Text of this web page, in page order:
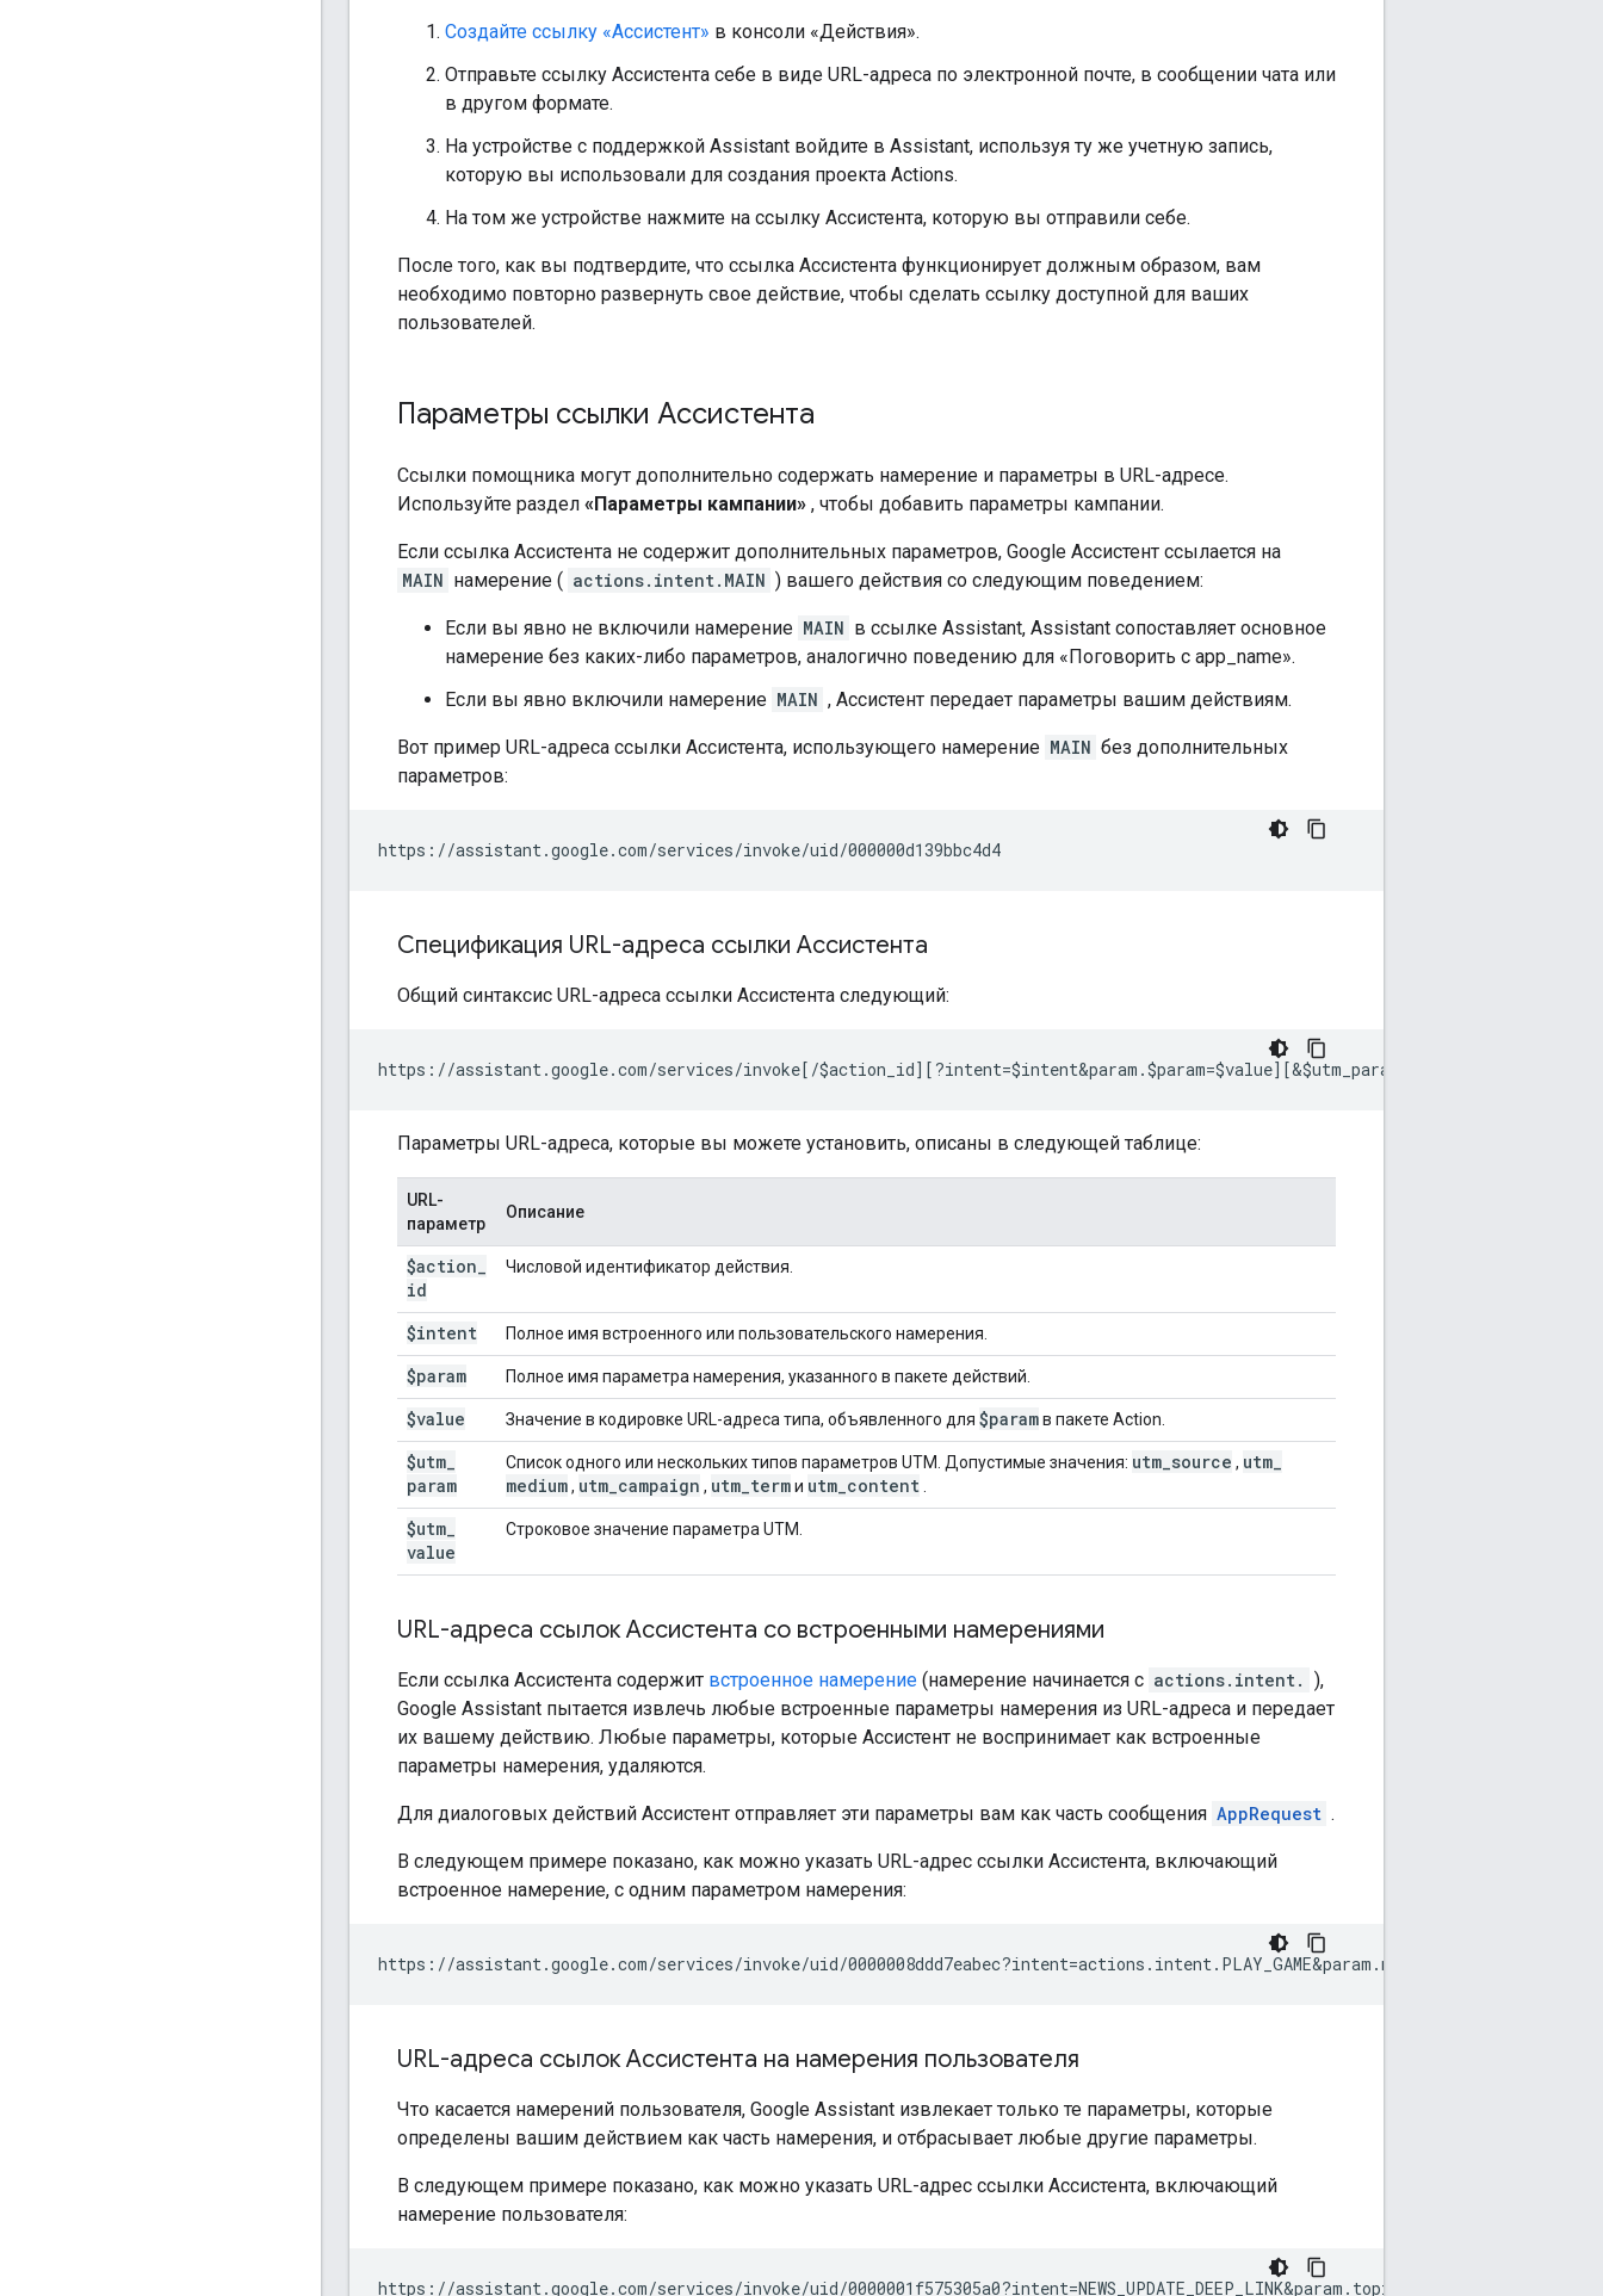
Создайте ссылку «Ассистент» в консоли «Действия».
Отправьте ссылку Ассистента себе в виде URL-адреса по электронной почте, в сообщении чата или
в другом формате.
На устройстве с поддержкой Assistant войдите в Assistant, используя ту же учетную запись,
которую вы использовали для создания проекта Actions.
На том же устройстве нажмите на ссылку Ассистента, которую вы отправили себе.
После того, как вы подтвердите, что ссылка Ассистента функционирует должным образом, вам
необходимо повторно развернуть свое действие, чтобы сделать ссылку доступной для ваших
пользователей.
Параметры ссылки Ассистента
Ссылки помощника могут дополнительно содержать намерение и параметры в URL-адресе.
Используйте раздел «Параметры кампании» , чтобы добавить параметры кампании.
Если ссылка Ассистента не содержит дополнительных параметров, Google Ассистент ссылается на
MAIN намерение ( actions.intent.MAIN ) вашего действия со следующим поведением:
Если вы явно не включили намерение MAIN в ссылке Assistant, Assistant сопоставляет основное
намерение без каких-либо параметров, аналогично поведению для «Поговорить с app_name».
Если вы явно включили намерение MAIN , Ассистент передает параметры вашим действиям.
Вот пример URL-адреса ссылки Ассистента, использующего намерение MAIN без дополнительных
параметров:
Спецификация URL-адреса ссылки Ассистента
Общий синтаксис URL-адреса ссылки Ассистента следующий:
Параметры URL-адреса, которые вы можете установить, описаны в следующей таблице:
URL-
параметр
Описание
$action
id
Числовой идентификатор действия.
$intent Полное имя встроенного или пользовательского намерения.
$param Полное имя параметра намерения, указанного в пакете действий.
$value Значение в кодировке URL-адреса типа, объявленного для $paramв пакете Action.
$utm
param
Список одного или нескольких типов параметров UTM. Допустимые значения: utm source , utm
medium, utm campaign , utm termи utm content
$utm
value
Строковое значение параметра UTM.
URL-адреса ссылок Ассистента со встроенными намерениями
Если ссылка Ассистента содержит встроенное намерение (намерение начинается с actions.intent. ),
Google Assistant пытается извлечь любые встроенные параметры намерения из URL-адреса и передает
их вашему действию. Любые параметры, которые Ассистент не воспринимает как встроенные
параметры намерения, удаляются.
Для диалоговых действий Ассистент отправляет эти параметры вам как часть сообщения AppRequest .
В следующем примере показано, как можно указать URL-адрес ссылки Ассистента, включающий
встроенное намерение, с одним параметром намерения:
URL-адреса ссылок Ассистента на намерения пользователя
Что касается намерений пользователя, Google Assistant извлекает только те параметры, которые
определены вашим действием как часть намерения, и отбрасывает любые другие параметры.
В следующем примере показано, как можно указать URL-адрес ссылки Ассистента, включающий
намерение пользователя: